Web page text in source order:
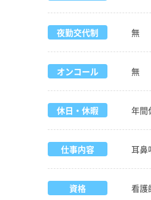
夜勤交代制 無
オンコール 無
休日・休暇 年間
仕事内容 耳鼻
資格 看護